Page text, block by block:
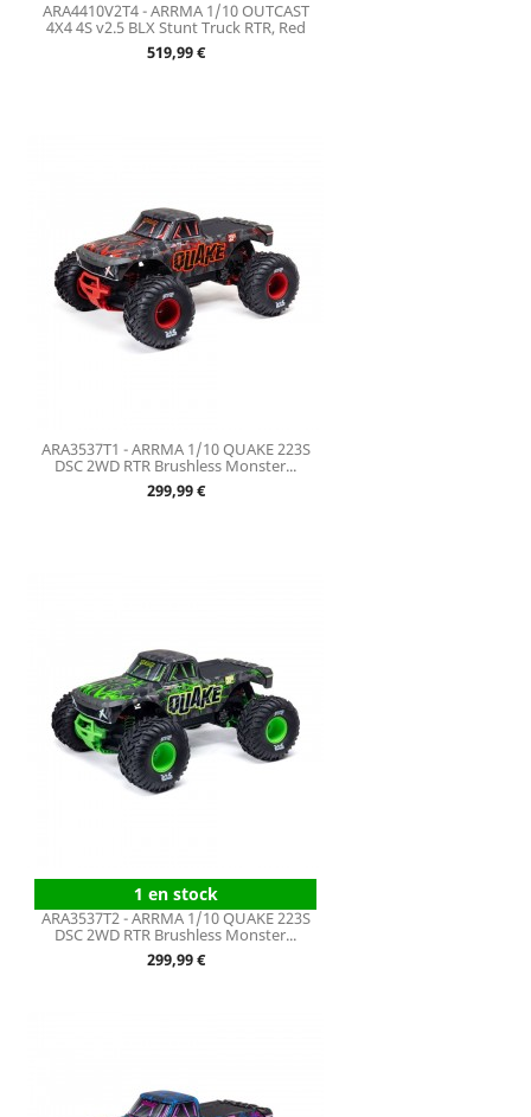
ARA4410V2T4 - ARRMA 1/10 OUTCAST
4X4 4S v2.5 BLX Stunt Truck RTR, Red
Prix
519,99 €
ARA3537T1 - ARRMA 1/10 QUAKE 223S
DSC 2WD RTR Brushless Monster...
Prix
299,99 €
1 en stock
ARA3537T2 - ARRMA 1/10 QUAKE 223S
DSC 2WD RTR Brushless Monster...
Prix
299,99 €